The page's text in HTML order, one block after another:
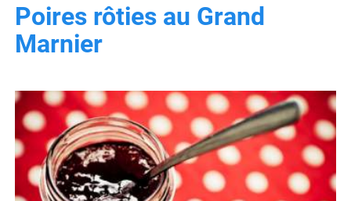
Poires rôties au Grand
Marnier